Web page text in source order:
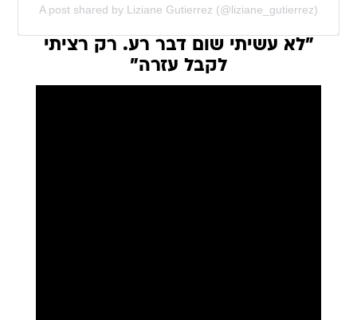
A post shared by Liziane Gutierrez (@liziane_gutierrez)
"לא עשיתי שום דבר רע. רק רציתי
לקבל עזרה"